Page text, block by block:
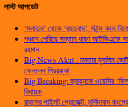
লাস্ট আপডেট
‘সনাতন’ থেকে ‘বহুতবাদ’, স্টান্স বদল
পঞ্চাশ পেরিয়ে সন্তান ধারণ
রহমান
Big News Alert : মমতার মুসলিম ভোট
ফেললেন প্রিয়ঙ্কা
Big Breaking: হুমায়ুনকে ওয়েসির
বিধায়ক
রাহুলের পাইলট প্রোজেক্ট, মুর্শিদাবাদ